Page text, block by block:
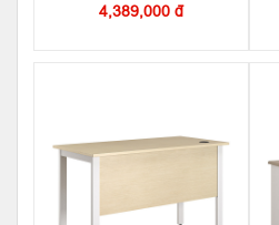
4,389,000 đ